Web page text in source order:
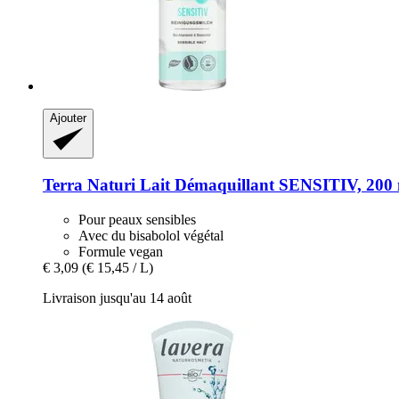
Ajouter
Terra Naturi Lait Démaquillant SENSITIV, 200
Pour peaux sensibles
Avec du bisabolol végétal
Formule vegan
€ 3,09 (€ 15,45 / L)
Livraison jusqu'au 14 août